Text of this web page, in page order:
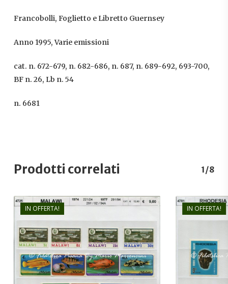
Francobolli, Foglietto e Libretto Guernsey
Anno 1995, Varie emissioni
cat. n. 672-679, n. 682-686, n. 687, n. 689-692, 693-700,
BF n. 26, Lb n. 54
n. 6681
Prodotti correlati 1/8
IN OFFERTA!
€9,00
€6,00
IN OFFERTA!